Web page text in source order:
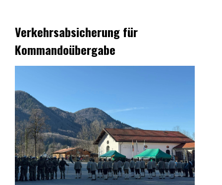
Verkehrsabsicherung für
Kommandoübergabe